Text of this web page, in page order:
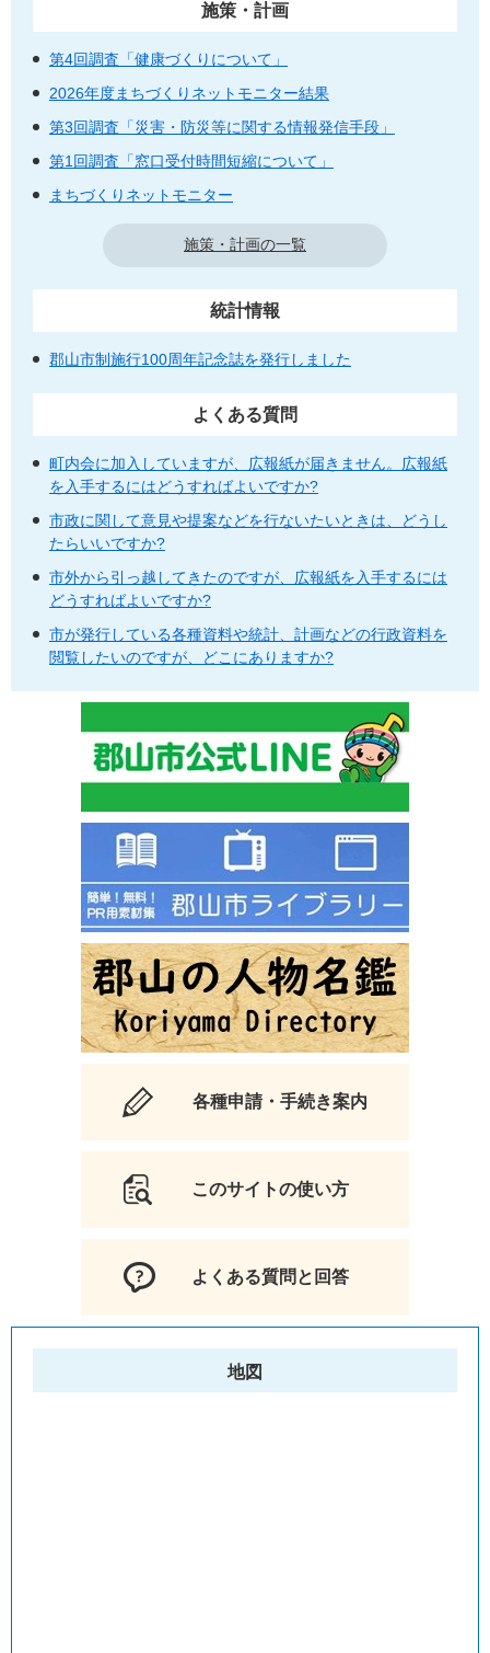
施策・計画
第4回調査「健康づくりについて」
2026年度まちづくりネットモニター結果
第3回調査「災害・防災等に関する情報発信手段」
第1回調査「窓口受付時間短縮について」
まちづくりネットモニター
施策・計画の一覧
統計情報
郡山市制施行100周年記念誌を発行しました
よくある質問
町内会に加入していますが、広報紙が届きません。広報紙
を入手するにはどうすればよいですか?
市政に関して意見や提案などを行ないたいときは、どうし
たらいいですか?
市外から引っ越してきたのですが、広報紙を入手するには
どうすればよいですか?
市が発行している各種資料や統計、計画などの行政資料を
閲覧したいのですが、どこにありますか?
各種申請・手続き案内
このサイトの使い方
よくある質問と回答
地図